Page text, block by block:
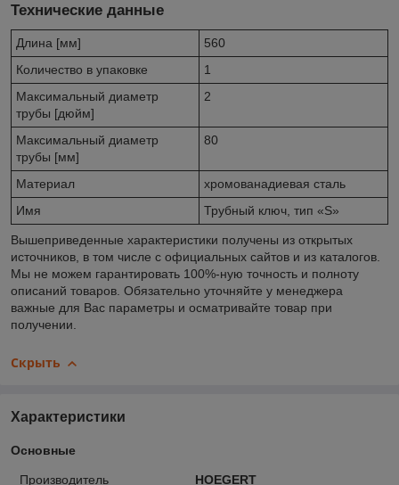
Технические данные
Длина [мм]
560
Количество в упаковке
1
Максимальный диаметр
трубы [дюйм]
2
Максимальный диаметр
трубы [мм]
80
Материал
хромованадиевая сталь
Имя
Трубный ключ, тип «S»
Вышеприведенные характеристики получены из открытых
источников, в том числе с официальных сайтов и из каталогов.
Мы не можем гарантировать 100%-ную точность и полноту
описаний товаров. Обязательно уточняйте у менеджера
важные для Вас параметры и осматривайте товар при
получении.
Скрыть
Характеристики
Основные
Производитель HOEGERT